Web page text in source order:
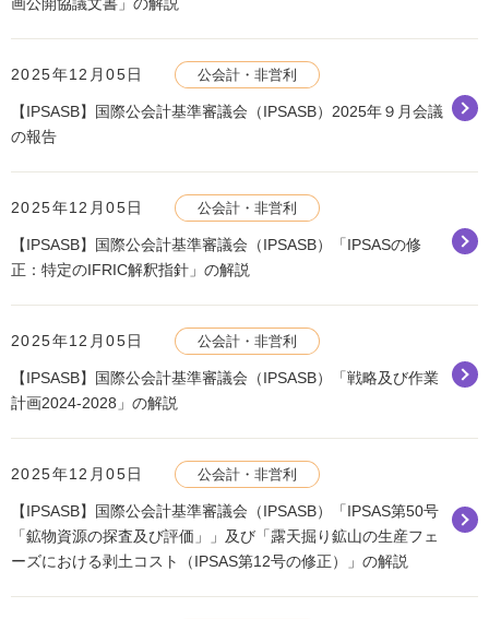
2025年12月05日 公会計・非営利
【IPSASB】国際公会計基準審議会（IPSASB）2025年９月会議
の報告
2025年12月05日 公会計・非営利
【IPSASB】国際公会計基準審議会（IPSASB）「IPSASの修
正：特定のIFRIC解釈指針」の解説
2025年12月05日 公会計・非営利
【IPSASB】国際公会計基準審議会（IPSASB）「戦略及び作業
計画2024-2028」の解説
2025年12月05日 公会計・非営利
【IPSASB】国際公会計基準審議会（IPSASB）「IPSAS第50号
「鉱物資源の探査及び評価」」及び「露天掘り鉱山の生産フェ
ーズにおける剥土コスト（IPSAS第12号の修正）」の解説